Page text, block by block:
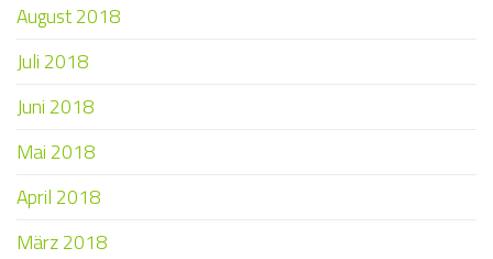
August 2018
Juli 2018
Juni 2018
Mai 2018
April 2018
März 2018